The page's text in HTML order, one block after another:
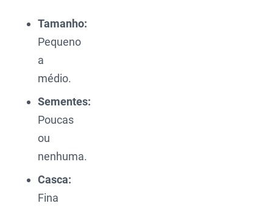
Tamanho:
Pequeno
a
médio.
Sementes:
Poucas
ou
nenhuma.
Casca:
Fina